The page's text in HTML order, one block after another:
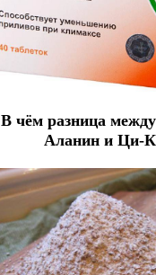
В чём разница
Аланин и Ци-